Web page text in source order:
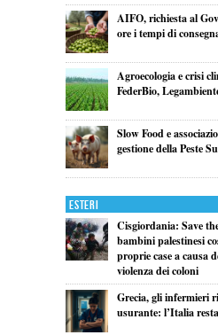
AIFO, richiesta al
ore i tempi di
Agroecologia e crisi
FederBio,
Slow Food e
gestione della Peste
Esteri
Cisgiordania: Save
bambini palestinesi
proprie case a causa
violenza dei coloni
Grecia, gli infermieri
usurante: l’Italia